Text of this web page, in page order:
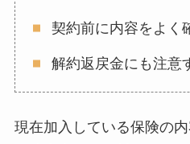
契約前に内容をよく
解約返戻金にも注意
現在加入している保険の内